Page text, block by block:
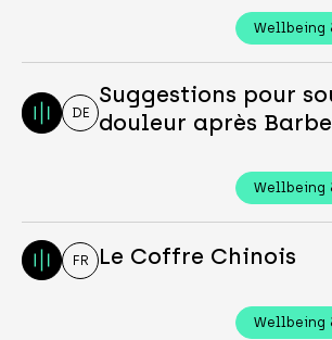
Wellbeing
DE
Suggestions pour
douleur après
Wellbeing
FR Le Coffre Chinois
Wellbeing